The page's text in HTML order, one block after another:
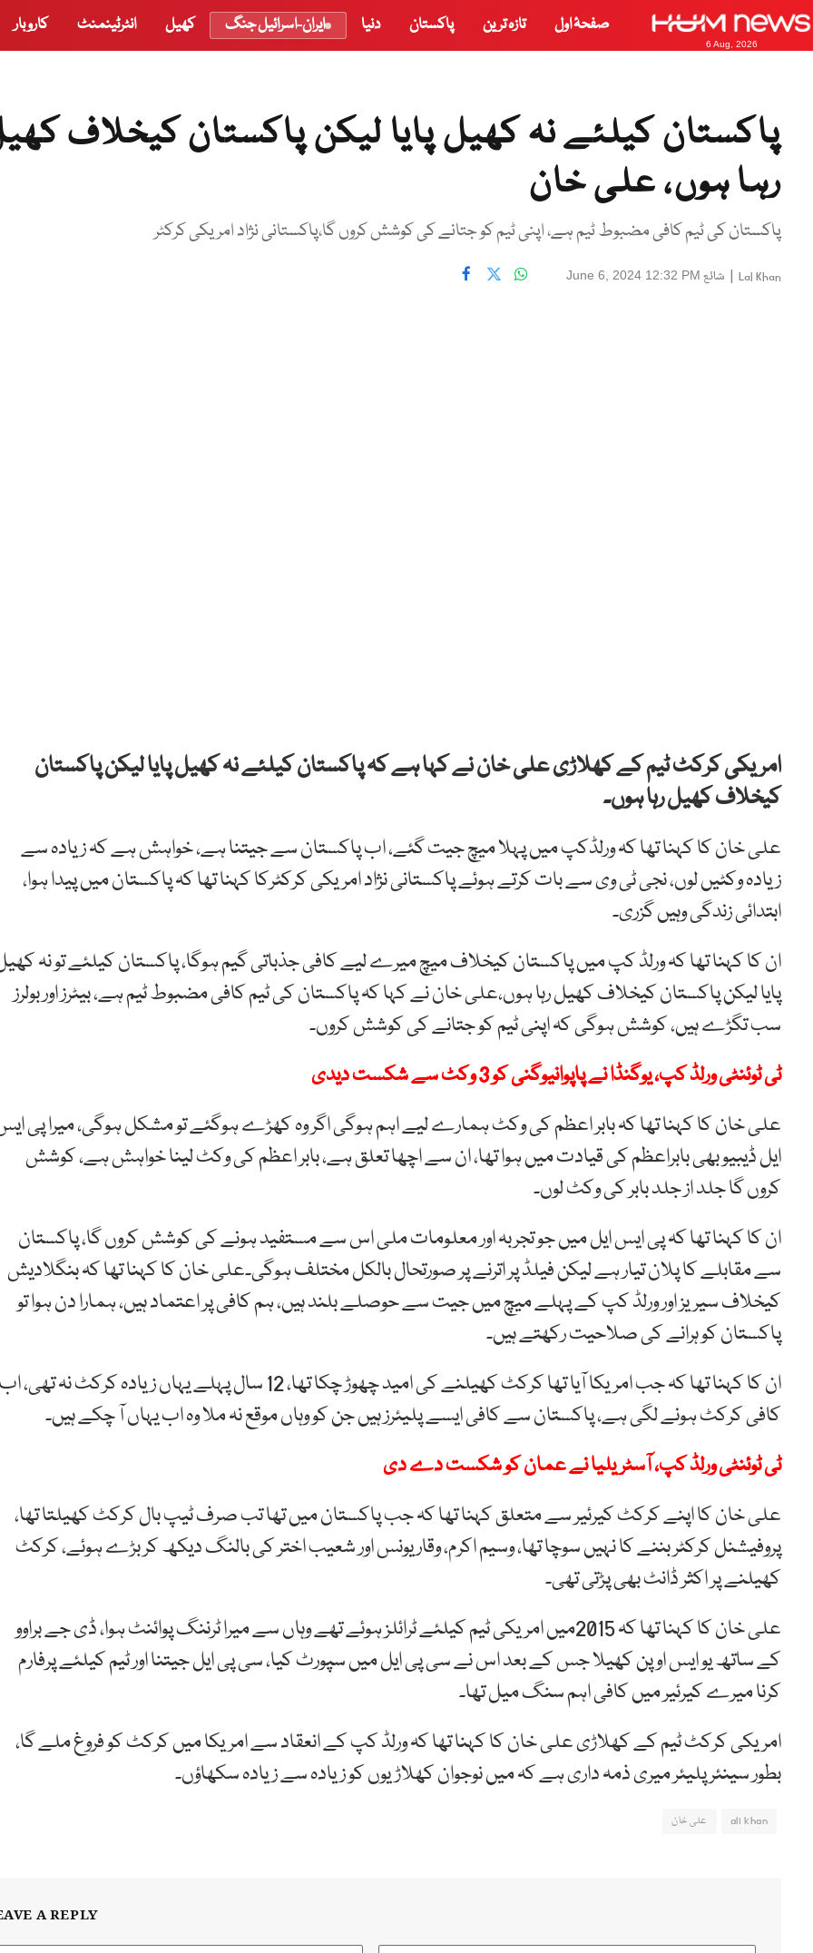
6 Aug, 2026
صفحۂ اول تازہ ترین پاکستان دنیا ایران-اسرائیل جنگ کھیل انٹرٹینمنٹ کاروبار
پاکستان کیلئے نہ کھیل پایا لیکن پاکستان کیخلاف
رہا ہوں، علی خان
پاکستان کی ٹیم کافی مضبوط ٹیم ہے، اپنی ٹیم کو جتانے کی کوشش کروں گا،پاکستانی نژاد امریکی کرکٹر
Lal Khan
| شائع June 6, 2024 12:32 PM
امریکی کرکٹ ٹیم کے کھلاڑی علی خان نے کہا ہے کہ پاکستان کیلئے نہ کھیل پایا لیکن پاکستان
کیخلاف کھیل رہا ہوں۔
علی خان کا کہنا تھا کہ ورلڈکپ میں پہلا میچ جیت گئے، اب پاکستان سے جیتنا ہے، خواہش ہے کہ زیادہ سے
زیادہ وکٹیں لوں، نجی ٹی وی سے بات کرتے ہوئے پاکستانی نژاد امریکی کرکٹرکا کہنا تھا کہ پاکستان میں پیدا ہوا،
ابتدائی زندگی وہیں گزری۔
ان کا کہنا تھا کہ ورلڈ کپ میں پاکستان کیخلاف میچ میرے لیے کافی جذباتی گیم ہوگا، پاکستان کیلئے تو نہ
پایا لیکن پاکستان کیخلاف کھیل رہا ہوں،علی خان نے کہا کہ پاکستان کی ٹیم کافی مضبوط ٹیم ہے، بیٹرز اور بولرز
سب تگڑے ہیں، کوشش ہوگی کہ اپنی ٹیم کو جتانے کی کوشش کروں۔
ٹی ٹوئنٹی ورلڈ کپ، یوگنڈا نے پاپوانیوگنی کو 3 وکٹ سے شکست دیدی
علی خان کا کہنا تھا کہ بابر اعظم کی وکٹ ہمارے لیے اہم ہوگی اگر وہ کھڑے ہوگئے تو مشکل ہوگی، میرا پی
ایل ڈیبیو بھی بابراعظم کی قیادت میں ہوا تھا، ان سے اچھا تعلق ہے، بابر اعظم کی وکٹ لینا خواہش ہے، کوشش
کروں گا جلد از جلد بابر کی وکٹ لوں۔
ان کا کہنا تھا کہ پی ایس ایل میں جو تجربہ اور معلومات ملی اس سے مستفید ہونے کی کوشش کروں گا، پاکستان
سے مقابلے کا پلان تیار ہے لیکن فیلڈ پر اترنے پر صورتحال بالکل مختلف ہوگی۔علی خان کا کہنا تھا کہ بنگلادیش
کیخلاف سیریز اور ورلڈ کپ کے پہلے میچ میں جیت سے حوصلے بلند ہیں، ہم کافی پر اعتماد ہیں، ہمارا دن ہوا تو
پاکستان کو ہرانے کی صلاحیت رکھتے ہیں۔
ان کا کہنا تھا کہ جب امریکا آیا تھا کرکٹ کھیلنے کی امید چھوڑ چکا تھا، 12 سال پہلے یہاں زیادہ کرکٹ نہ تھی، اب
کافی کرکٹ ہونے لگی ہے، پاکستان سے کافی ایسے پلیئرز ہیں جن کو وہاں موقع نہ ملا وہ اب یہاں آ چکے ہیں۔
ٹی ٹوئنٹی ورلڈ کپ، آسٹریلیا نے عمان کو شکست دے دی
علی خان کا اپنے کرکٹ کیرئیر سے متعلق کہنا تھا کہ جب پاکستان میں تھا تب صرف ٹیپ بال کرکٹ کھیلتا تھا،
پروفیشنل کرکٹر بننے کا نہیں سوچا تھا، وسیم اکرم، وقار یونس اور شعیب اختر کی بالنگ دیکھ کر بڑے ہوئے، کرکٹ
کھیلنے پر اکثر ڈانٹ بھی پڑتی تھی۔
علی خان کا کہنا تھا کہ 2015میں امریکی ٹیم کیلئے ٹرائلز ہوئے تھے وہاں سے میرا ٹرننگ پوائنٹ ہوا، ڈی جے براوو
کے ساتھ یو ایس اوپن کھیلا جس کے بعد اس نے سی پی ایل میں سپورٹ کیا، سی پی ایل جیتنا اور ٹیم کیلئے پرفارم
کرنا میرے کیرئیر میں کافی اہم سنگ میل تھا۔
امریکی کرکٹ ٹیم کے کھلاڑی علی خان کا کہنا تھا کہ ورلڈ کپ کے انعقاد سے امریکا میں کرکٹ کو فروغ ملے گا،
بطور سینئر پلیئر میری ذمہ داری ہے کہ میں نوجوان کھلاڑیوں کو زیادہ سے زیادہ سکھاؤں۔
ali khan علی خان
A REPLY